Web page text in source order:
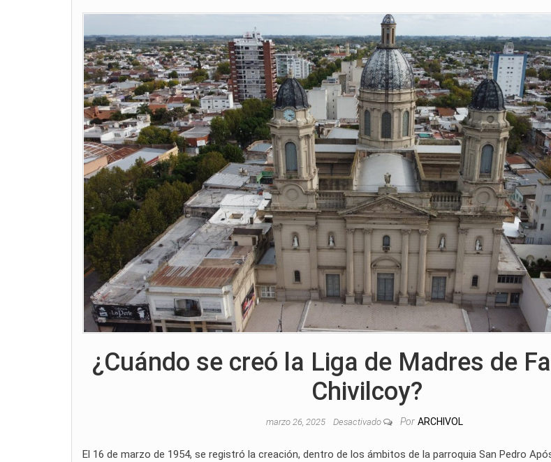
¿Cuándo se creó la Liga de Madres de
Chivilcoy?
marzo 26, 2025 Desactivado Por ARCHIVOL
El 16 de marzo de 1954, se registró la creación, dentro de los ámbitos de la parroquia San Pedro